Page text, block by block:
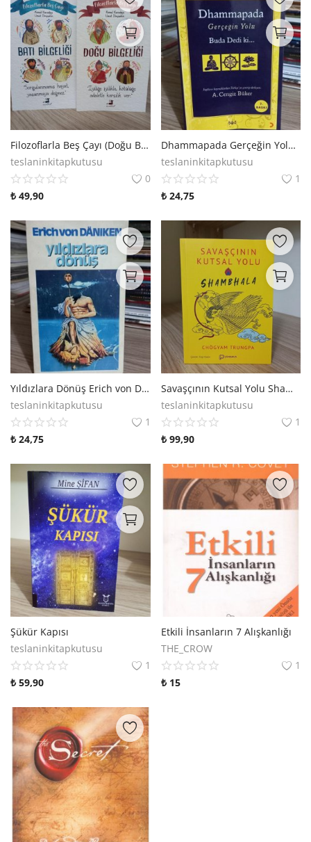
Sanat - Tasarım
Çizgi Roman
Mizah
Mitoloji Efsane
Diğer
Kitaplığım
Destek Merkezi
Mağazalar
Blog
İletişim
TRY (₺)
Filozoflarla Beş Çayı (Doğu Bilgeliği ve Batı Bilgeliği)
teslaninkitapkutusu
0
₺ 49,90
Dhammapada Gerçeğin Yolu Buda Dedi ki...
teslaninkitapkutusu
1
₺24,75
Yıldızlara Dönüş Erich von Daniken
teslaninkitapkutusu
1
₺ 24,75
Savaşçının Kutsal Yolu Shambhala
teslaninkitapkutusu
1
₺99,90
Şükür Kapısı
teslaninkitapkutusu
1
₺ 59,90
Etkili İnsanların 7 Alışkanlığı
THE_CROW
1
₺15